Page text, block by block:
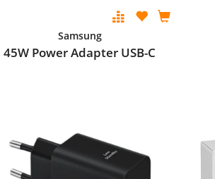
Samsung
45W Power Adapter USB-C